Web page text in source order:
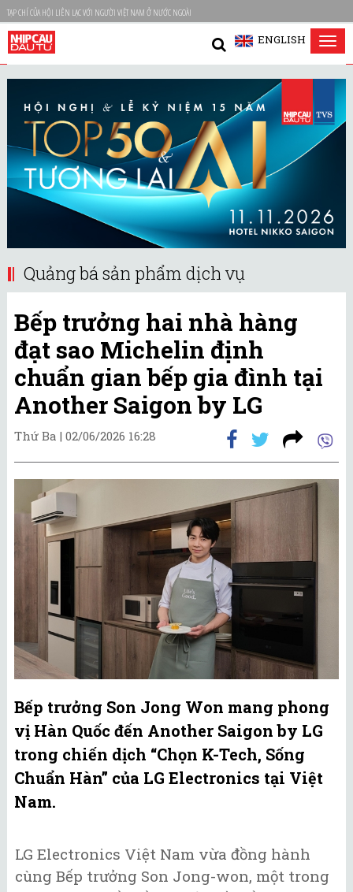
TẠP CHÍ CỦA HỘI LIÊN LẠC VỚI NGƯỜI VIỆT NAM Ở NƯỚC NGOÀI
ENGLISH
Quảng bá sản phẩm dịch vụ
Bếp trưởng hai nhà hàng
đạt sao Michelin định
chuẩn gian bếp gia đình tại
Another Saigon by LG
Thứ Ba | 02/06/2026 16:28
Bếp trưởng Son Jong Won mang phong
vị Hàn Quốc đến Another Saigon by LG
trong chiến dịch “Chọn K-Tech, Sống
Chuẩn Hàn” của LG Electronics tại Việt
Nam.
LG Electronics Việt Nam vừa đồng hành
cùng Bếp trưởng Son Jong-won, một trong